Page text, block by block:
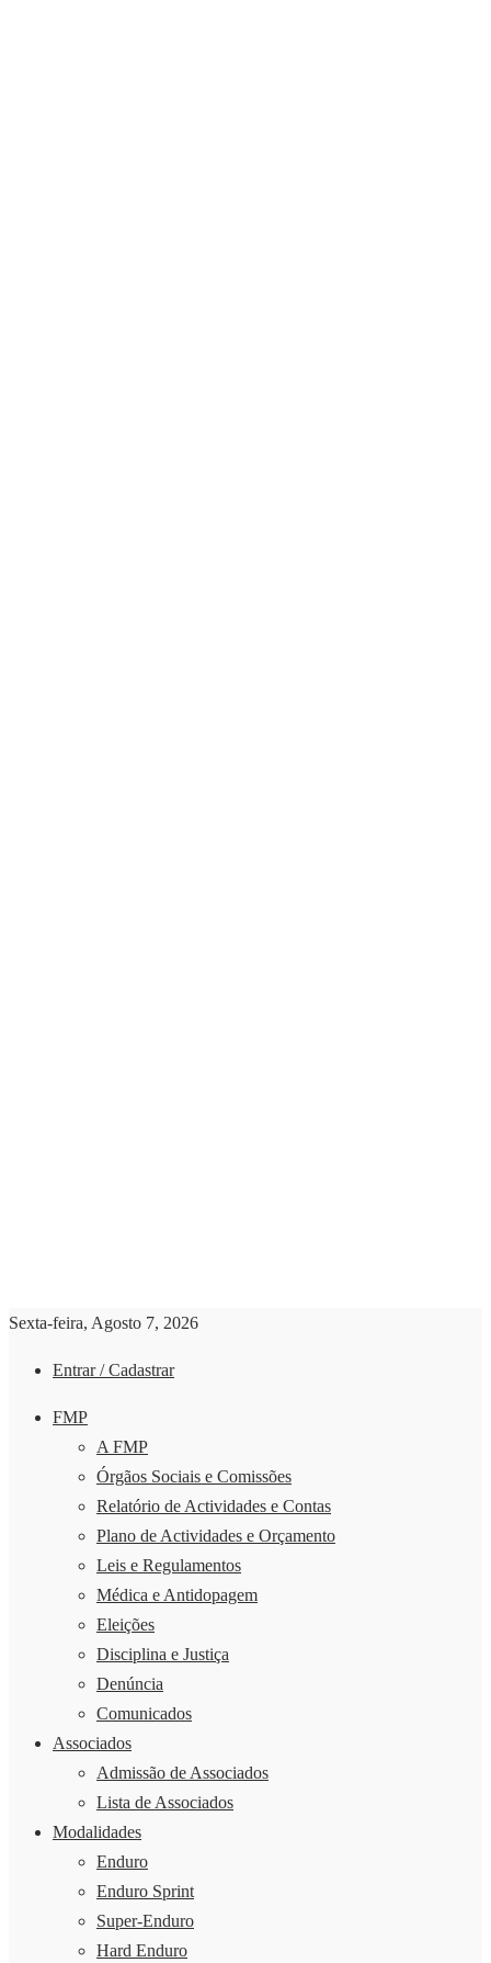
Sexta-feira, Agosto 7, 2026
Entrar / Cadastrar
FMP
A FMP
Órgãos Sociais e Comissões
Relatório de Actividades e Contas
Plano de Actividades e Orçamento
Leis e Regulamentos
Médica e Antidopagem
Eleições
Disciplina e Justiça
Denúncia
Comunicados
Associados
Admissão de Associados
Lista de Associados
Modalidades
Enduro
Enduro Sprint
Super-Enduro
Hard Enduro